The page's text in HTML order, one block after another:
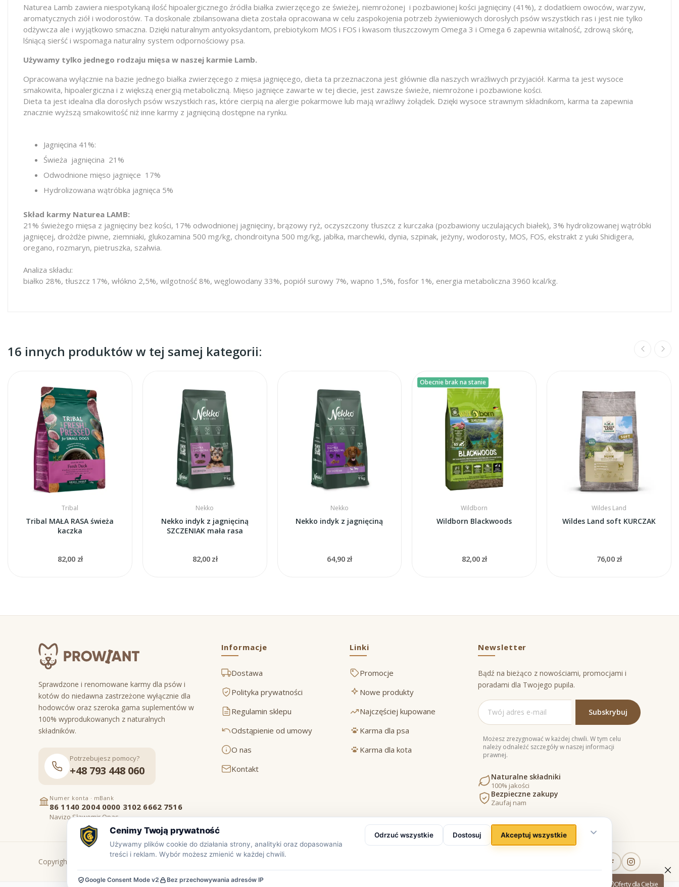
Naturea Lamb zawiera niespotykaną ilość hipoalergicznego źródła białka zwierzęcego ze świeżej, niemrożonej i pozbawionej kości jagnięciny (41%), z dodatkiem owoców, warzyw,
aromatycznych ziół i wodorostów. Ta doskonale zbilansowana dieta została opracowana w celu zaspokojenia potrzeb żywieniowych dorosłych psów wszystkich ras i jest nie tylko
odżywcza ale i wyjątkowo smaczna. Dzięki naturalnym antyoksydantom, prebiotykom MOS i FOS i kwasom tłuszczowym Omega 3 i Omega 6 zapewnia witalność, zdrową skórę,
lśniącą sierść i wspomaga naturalny system odpornościowy psa.
Używamy tylko jednego rodzaju mięsa w naszej karmie Lamb.
Opracowana wyłącznie na bazie jednego białka zwierzęcego z mięsa jagnięcego, dieta ta przeznaczona jest głównie dla naszych wrażliwych przyjaciół. Karma ta jest wysoce
smakowita, hipoalergiczna i z większą energią metaboliczną. Mięso jagnięce zawarte w tej diecie, jest zawsze świeże, niemrożone i pozbawione kości.
Dieta ta jest idealna dla dorosłych psów wszystkich ras, które cierpią na alergie pokarmowe lub mają wrażliwy żołądek. Dzięki wysoce strawnym składnikom, karma ta zapewnia
znacznie wyższą smakowitość niż inne karmy z jagnięciną dostępne na rynku.
Jagnięcina 41%:
Świeża jagnięcina 21%
Odwodnione mięso jagnięce 17%
Hydrolizowana wątróbka jagnięca 5%
Skład karmy Naturea LAMB:
21% świeżego mięsa z jagnięciny bez kości, 17% odwodnionej jagnięciny, brązowy ryż, oczyszczony tłuszcz z kurczaka (pozbawiony uczulających białek), 3% hydrolizowanej wątróbki
jagnięcej, drożdże piwne, ziemniaki, glukozamina 500 mg/kg, chondroityna 500 mg/kg, jabłka, marchewki, dynia, szpinak, jeżyny, wodorosty, MOS, FOS, ekstrakt z yuki Shidigera,
oregano, rozmaryn, pietruszka, szałwia.
Analiza składu:
białko 28%, tłuszcz 17%, włókno 2,5%, wilgotność 8%, węglowodany 33%, popiół surowy 7%, wapno 1,5%, fosfor 1%, energia metaboliczna 3960 kcal/kg.
16 innych produktów w tej samej kategorii:
Tribal
Tribal MAŁA RASA świeża
kaczka
82,00 zł
Nekko
Nekko indyk z jagnięciną
SZCZENIAK mała rasa
82,00 zł
Nekko
Nekko indyk z jagnięciną
64,90 zł
Obecnie brak na stanie
Wildborn
Wildborn Blackwoods
82,00 zł
Wildes Land
Wildes Land soft KURCZAK
76,00 zł
Sprawdzone i renomowane karmy dla psów i
kotów do niedawna zastrzeżone wyłącznie dla
hodowców oraz szeroka gama suplementów w
100% wyprodukowanych z naturalnych
składników.
Potrzebujesz pomocy?
+48 793 448 060
Numer konta · mBank
86 1140 2004 0000 3102 6662 7516
Navizo Sławomir Opas
Informacje
Dostawa
Polityka prywatności
Regulamin sklepu
Odstąpienie od umowy
O nas
Kontakt
Linki
Promocje
Nowe produkty
Najczęściej kupowane
Karma dla psa
Karma dla kota
Newsletter
Bądź na bieżąco z nowościami, promocjami i
poradami dla Twojego pupila.
Możesz zrezygnować w każdej chwili. W tym celu
należy odnaleźć szczegóły w naszej informacji
prawnej.
Naturalne składniki
100% jakości
Bezpieczne zakupy
Zaufaj nam
Copyright © www.prowiant.pl · powered by